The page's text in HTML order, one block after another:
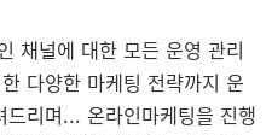
채널에 대한 모든 운영 관리
다양한 마케팅 전략까지 운
리며... 온라인마케팅을 진행